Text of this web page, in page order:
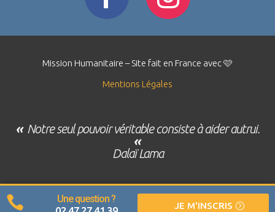

Une question ?
JE M'INSCRIS
Mission Humanitaire – Site fait en France avec 🩷
Mentions Légales
« Notre seul pouvoir véritable consiste à aider autrui.
«
Dalaï Lama